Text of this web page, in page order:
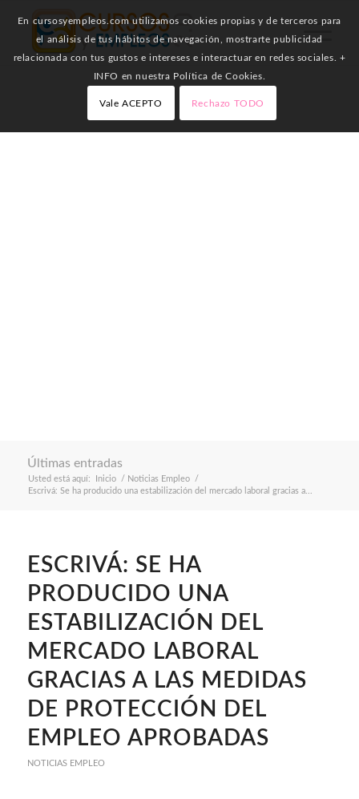
Últimas entradas
Usted está aquí: Inicio / Noticias Empleo
/
Escrivá: Se ha producido una estabilización del mercado laboral gracias a...
ESCRIVÁ: SE HA
PRODUCIDO UNA
ESTABILIZACIÓN DEL
MERCADO LABORAL
GRACIAS A LAS MEDIDAS
DE PROTECCIÓN DEL
EMPLEO APROBADAS
NOTICIAS EMPLEO
En cursosyempleos.com utilizamos cookies propias y de terceros para
el análisis de tus hábitos de navegación, mostrarte publicidad
relacionada con tus gustos e intereses e interactuar en redes sociales. +
INFO en nuestra Política de Cookies.
Vale ACEPTO Rechazo TODO